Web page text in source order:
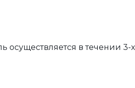
осуществляется в течении